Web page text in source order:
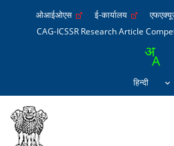
ओआईओएस ई-कार्यालय
CAG-ICSSR Research Article